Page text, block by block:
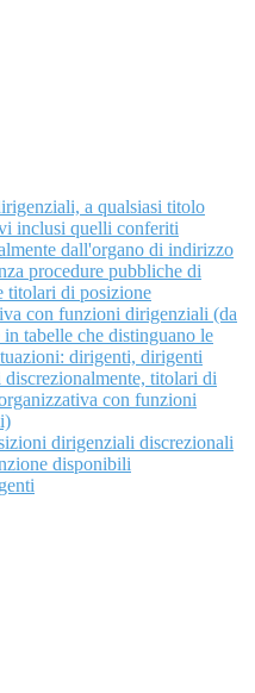
a qualsiasi titolo
inclusi quelli conferiti
dall'organo di indirizzo
procedure pubbliche di
titolari di posizione
con funzioni dirigenziali (da
tabelle che distinguano le
dirigenti, dirigenti
titolari di
con funzioni
dirigenziali discrezionali
disponibili